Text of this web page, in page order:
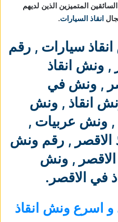
المتميزين الذين لديهم
انقاذ السيارات.
سيارات , رقم
, ونش انقاذ
, ونش في
انقاذ , ونش
, ونش عربيات ,
, رقم ونش
, ونش
في الاقصر .
اسرع ونش انقاذ